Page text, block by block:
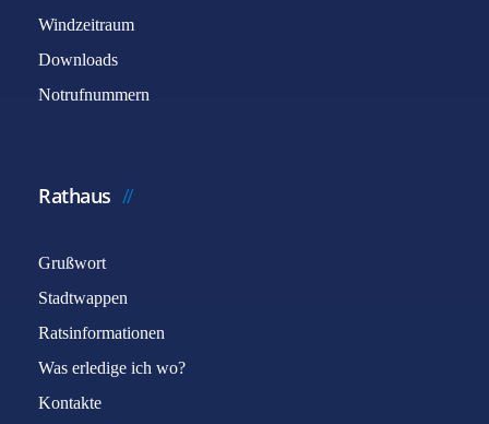
Windzeitraum
Downloads
Notrufnummern
Rathaus
Grußwort
Stadtwappen
Ratsinformationen
Was erledige ich wo?
Kontakte